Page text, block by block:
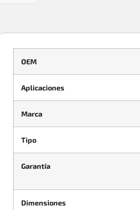
OEM
Aplicaciones
Marca
Tipo
Garantía
Dimensiones